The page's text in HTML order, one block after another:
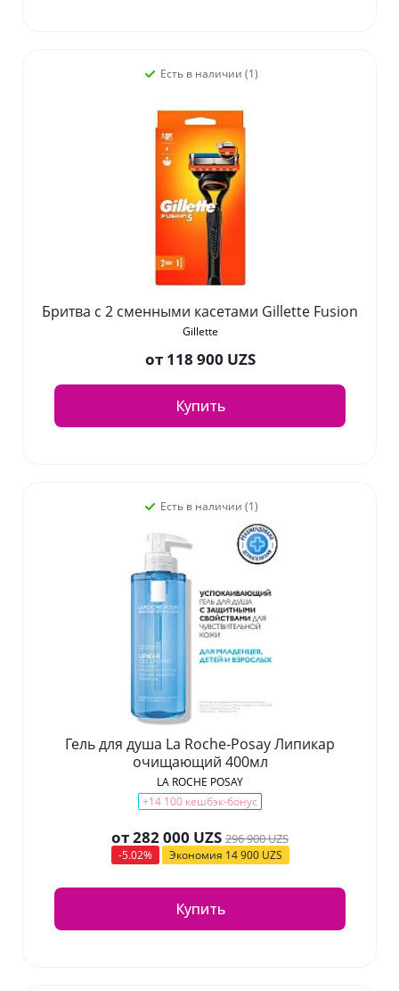
Есть в наличии (1)
Бритва с 2 сменными касетами Gillette Fusion
Gillette
от 118 900 UZS
Купить
Есть в наличии (1)
Гель для душа La Roche-Posay Липикар
очищающий 400мл
LA ROCHE POSAY
+14 100 кешбэк-бонус
от282 000 UZS 296 900 UZS
-5.02% Экономия 14 900 UZS
Купить